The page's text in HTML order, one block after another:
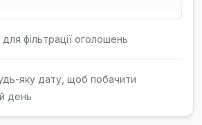
фільтрації оголошень
яку дату, щоб побачити
день